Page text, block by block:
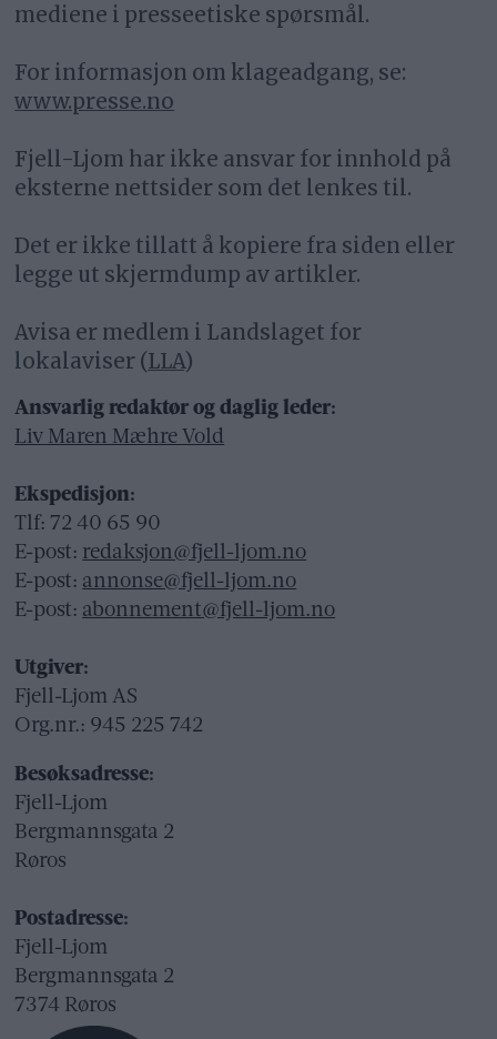
mediene i presseetiske spørsmål.
For informasjon om klageadgang, se:
www.presse.no
Fjell-Ljom har ikke ansvar for innhold på
eksterne nettsider som det lenkes til.
Det er ikke tillatt å kopiere fra siden eller
legge ut skjermdump av artikler.
Avisa er medlem i Landslaget for
lokalaviser (LLA)
Ansvarlig redaktør og daglig leder:
Liv Maren Mæhre Vold
Ekspedisjon:
Tlf: 72 40 65 90
E-post: redaksjon@fjell-ljom.no
E-post: annonse@fjell-ljom.no
E-post: abonnement@fjell-ljom.no
Utgiver:
Fjell-Ljom AS
Org.nr.: 945 225 742
Besøksadresse:
Fjell-Ljom
Bergmannsgata 2
Røros
Postadresse:
Fjell-Ljom
Bergmannsgata 2
7374 Røros